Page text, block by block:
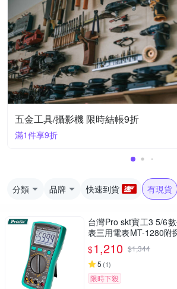
五金工具/攝影機 限時結帳9折
滿1件享9折
分類 品牌 快速到貨 有現貨
台灣Pro skt寶工3 5/6
表三用電表MT-1280附
交流電壓電容電阻溫度)
$1,210 $1,344
5 (1)
限時下殺